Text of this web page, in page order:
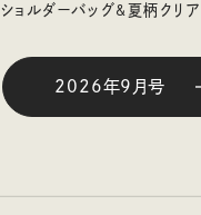
ショルダーバッグ&夏柄クリ
2026年9月号